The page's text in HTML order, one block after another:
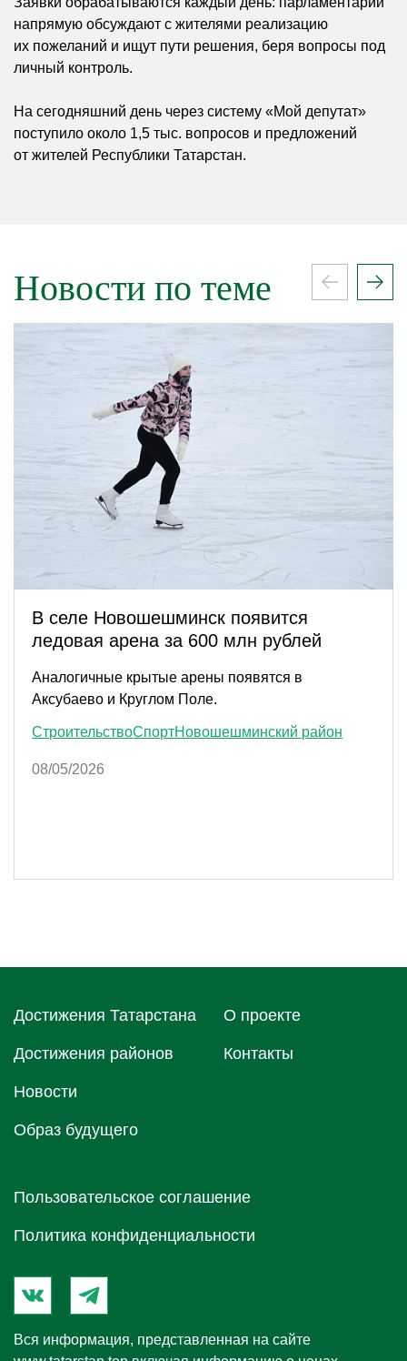
напрямую обсуждают с жителями реализацию
их пожеланий и ищут пути решения, беря вопросы под
личный контроль.
На сегодняшний день через систему «Мой депутат»
поступило около 1,5 тыс. вопросов и предложений
от жителей Республики Татарстан.
Новости по теме
В селе Новошешминск появится
ледовая арена за 600 млн рублей
Аналогичные крытые арены появятся в
Аксубаево и Круглом Поле.
СтроительствоСпортНовошешминский район
08/05/2026
Достижения Татарстана
Достижения районов
Новости
Образ будущего
О проектe
Контакты
Пользовательское соглашение
Политика конфиденциальности
Вся информация, представленная на сайте